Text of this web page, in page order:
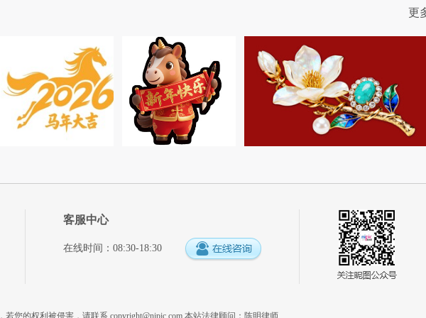
更
客服中心
在线时间：08:30-18:30